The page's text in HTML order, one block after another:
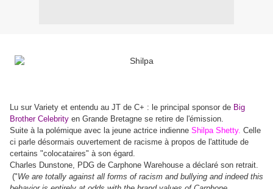
Lu sur Variety et entendu au JT de C+ : le principal sponsor de Big
Brother Celebrity en Grande Bretagne se retire de l'émission.
Suite à la polémique avec la jeune actrice indienne Shilpa Shetty. Celle
ci parle désormais ouvertement de racisme à propos de l'attitude de
certains "colocataires" à son égard.
Charles Dunstone, PDG de Carphone Warehouse a déclaré son retrait.
("We are totally against all forms of racism and bullying and indeed this